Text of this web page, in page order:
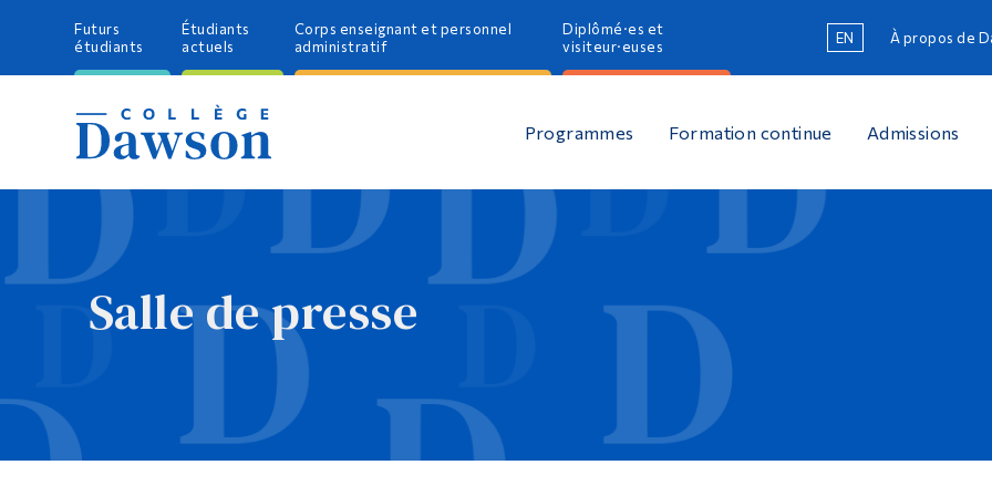
Futurs
étudiants
Étudiants
actuels
Corps enseignant et personnel
administratif
Diplômé·es et
visiteur·euses
EN À propos de
Programmes Formation continue Admissions
Salle de presse